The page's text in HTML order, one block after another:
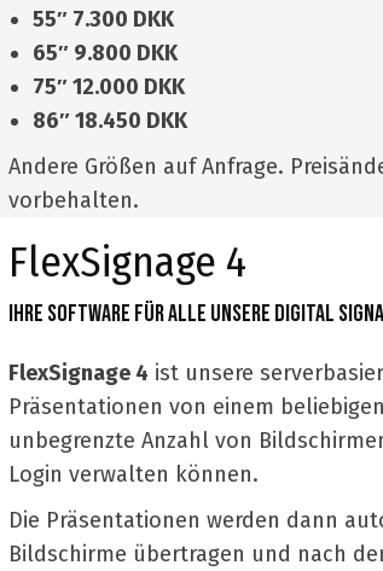
55″ 7.300 DKK
65″ 9.800 DKK
75″ 12.000 DKK
86″ 18.450 DKK
Andere Größen auf Anfrage.
vorbehalten.
FlexSignage 4
Ihre Software für alle unsere Digital
FlexSignage 4 ist unsere
Präsentationen von einem
unbegrenzte Anzahl von
Login verwalten können.
Die Präsentationen werden dann
Bildschirme übertragen und nach